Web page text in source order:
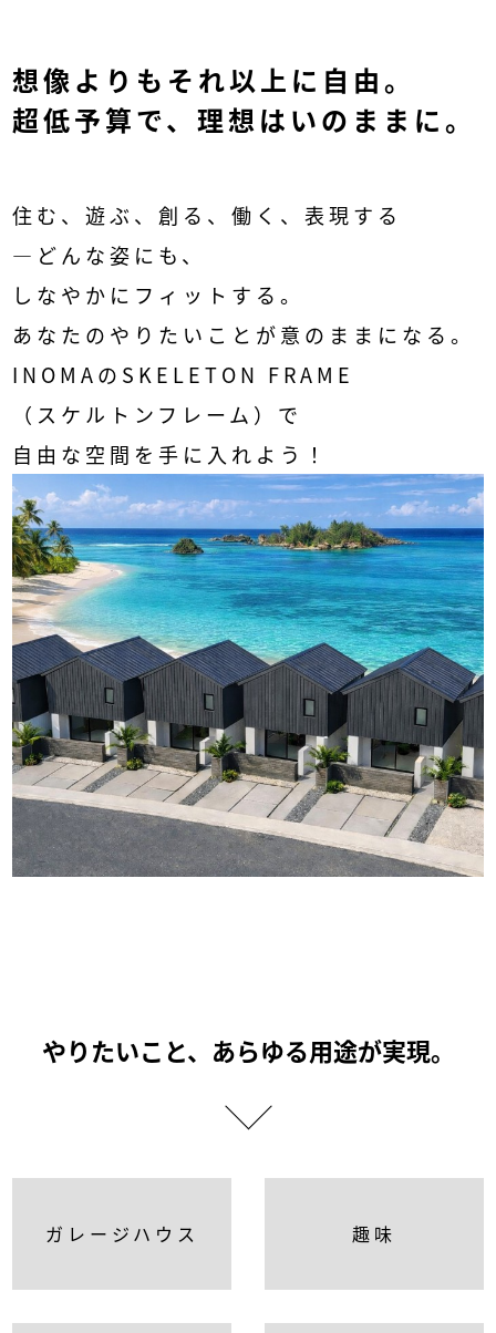
想像よりも それ以上に自由。
超低予算で、理想はいのままに。
住む、遊ぶ、創る、働く、表現する
―どんな姿にも、
しなやかにフィットする。
あなたのやりたいことが意のままになる。
INOMAの SKELETON FRAME
（スケルトンフレーム）で
自由な空間を手に入れよう！
やりたいこと、 あらゆる用途が実現。
ガレージハウス 趣味